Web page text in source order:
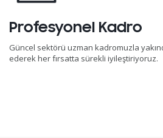
Profesyonel Kadro
Güncel sektörü uzman kadromuzla
ederek her fırsatta sürekli iyileştiriyoruz.